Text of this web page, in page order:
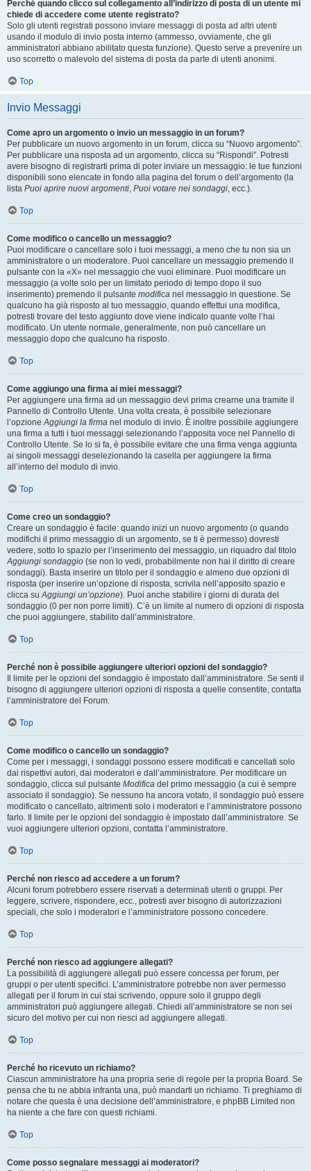
Perché quando clicco sul collegamento all’indirizzo di posta di un utente mi
chiede di accedere come utente registrato?
Solo gli utenti registrati possono inviare messaggi di posta ad altri utenti
usando il modulo di invio posta interno (ammesso, ovviamente, che gli
amministratori abbiano abilitato questa funzione). Questo serve a prevenire un
uso scorretto o malevolo del sistema di posta da parte di utenti anonimi.
Top
Invio Messaggi
Come apro un argomento o invio un messaggio in un forum?
Per pubblicare un nuovo argomento in un forum, clicca su “Nuovo argomento”.
Per pubblicare una risposta ad un argomento, clicca su “Rispondi”. Potresti
avere bisogno di registrarti prima di poter inviare un messaggio: le tue funzioni
disponibili sono elencate in fondo alla pagina del forum o dell’argomento (la
lista Puoi aprire nuovi argomenti, Puoi votare nei sondaggi, ecc.).
Top
Come modifico o cancello un messaggio?
Puoi modificare o cancellare solo i tuoi messaggi, a meno che tu non sia un
amministratore o un moderatore. Puoi cancellare un messaggio premendo il
pulsante con la «X» nel messaggio che vuoi eliminare. Puoi modificare un
messaggio (a volte solo per un limitato periodo di tempo dopo il suo
inserimento) premendo il pulsante modifica nel messaggio in questione. Se
qualcuno ha già risposto al tuo messaggio, quando effettui una modifica,
potresti trovare del testo aggiunto dove viene indicato quante volte l’hai
modificato. Un utente normale, generalmente, non può cancellare un
messaggio dopo che qualcuno ha risposto.
Top
Come aggiungo una firma ai miei messaggi?
Per aggiungere una firma ad un messaggio devi prima crearne una tramite il
Pannello di Controllo Utente. Una volta creata, è possibile selezionare
l’opzioneAggiungi la firma nel modulo di invio. È inoltre possibile aggiungere
una firma a tutti i tuoi messaggi selezionando l’apposita voce nel Pannello di
Controllo Utente. Se lo si fa, è possibile evitare che una firma venga aggiunta
ai singoli messaggi deselezionando la casella per aggiungere la firma
all’interno del modulo di invio.
Top
Come creo un sondaggio?
Creare un sondaggio è facile: quando inizi un nuovo argomento (o quando
modifichi il primo messaggio di un argomento, se ti è permesso) dovresti
vedere, sotto lo spazio per l’inserimento del messaggio, un riquadro dal titolo
Aggiungi sondaggio (se non lo vedi, probabilmente non hai il diritto di creare
sondaggi). Basta inserire un titolo per il sondaggio e almeno due opzioni di
risposta (per inserire un’opzione di risposta, scrivila nell’apposito spazio e
clicca suAggiungi un’opzione). Puoi anche stabilire i giorni di durata del
sondaggio (0 per non porre limiti). C’è un limite al numero di opzioni di risposta
che puoi aggiungere, stabilito dall’amministratore.
Top
Perché non è possibile aggiungere ulteriori opzioni del sondaggio?
Il limite per le opzioni del sondaggio è impostato dall’amministratore. Se senti il
bisogno di aggiungere ulteriori opzioni di risposta a quelle consentite, contatta
l’amministratore del Forum.
Top
Come modifico o cancello un sondaggio?
Come per i messaggi, i sondaggi possono essere modificati e cancellati solo
dai rispettivi autori, dai moderatori e dall’amministratore. Per modificare un
sondaggio, clicca sul pulsante Modifica del primo messaggio (a cui è sempre
associato il sondaggio). Se nessuno ha ancora votato, il sondaggio può essere
modificato o cancellato, altrimenti solo i moderatori e l’amministratore possono
farlo. Il limite per le opzioni del sondaggio è impostato dall’amministratore. Se
vuoi aggiungere ulteriori opzioni, contatta l’amministratore.
Top
Perché non riesco ad accedere a un forum?
Alcuni forum potrebbero essere riservati a determinati utenti o gruppi. Per
leggere, scrivere, rispondere, ecc., potresti aver bisogno di autorizzazioni
speciali, che solo i moderatori e l’amministratore possono concedere.
Top
Perché non riesco ad aggiungere allegati?
La possibilità di aggiungere allegati può essere concessa per forum, per
gruppi o per utenti specifici. L’amministratore potrebbe non aver permesso
allegati per il forum in cui stai scrivendo, oppure solo il gruppo degli
amministratori può aggiungere allegati. Chiedi all’amministratore se non sei
sicuro del motivo per cui non riesci ad aggiungere allegati.
Top
Perché ho ricevuto un richiamo?
Ciascun amministratore ha una propria serie di regole per la propria Board. Se
pensa che tu ne abbia infranta una, può mandarti un richiamo. Ti preghiamo di
notare che questa è una decisione dell’amministratore, e phpBB Limited non
ha niente a che fare con questi richiami.
Top
Come posso segnalare messaggi ai moderatori?